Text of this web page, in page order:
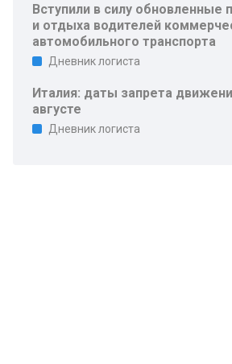
Вступили в силу обновленные
и отдыха водителей
автомобильного транспорта
Дневник логиста
Италия: даты запрета
августе
Дневник логиста